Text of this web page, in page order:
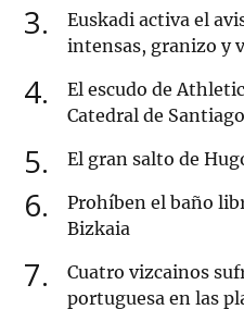
3
Euskadi activa el
intensas, granizo y
4
El escudo de
Catedral de Santiago
5 El gran salto de
6
Prohíben el baño
Bizkaia
7
Cuatro vizcainos
portuguesa en las